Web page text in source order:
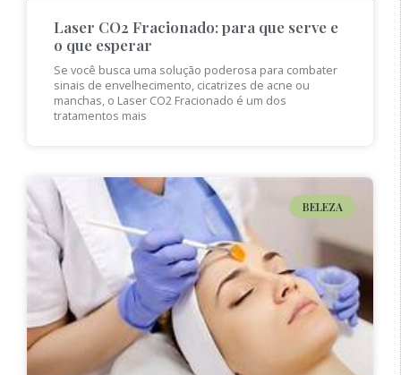
Laser CO2 Fracionado: para que serve e
o que esperar
Se você busca uma solução poderosa para combater
sinais de envelhecimento, cicatrizes de acne ou
manchas, o Laser CO2 Fracionado é um dos
tratamentos mais
BELEZA